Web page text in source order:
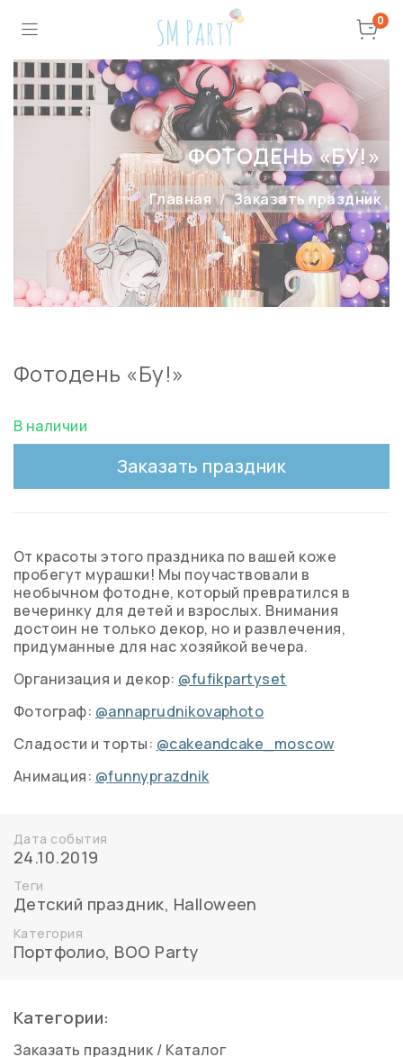
0
ФОТОДЕНЬ «БУ!»
Главная Заказать праздник
Фотодень «Бу!»
В наличии
Заказать праздник
От красоты этого праздника по вашей коже
пробегут мурашки! Мы поучаствовали в
необычном фотодне, который превратился в
вечеринку для детей и взрослых. Внимания
достоин не только декор, но и развлечения,
придуманные для нас хозяйкой вечера.
Организация и декор: @fufikpartyset
Фотограф: @annaprudnikovaphoto
Сладости и торты: @cakeandcake_moscow
Анимация: @funnyprazdnik
Дата события
24.10.2019
Теги
Детский праздник, Halloween
Категория
Портфолио, BOO Party
Категории:
Заказать праздник / Каталог